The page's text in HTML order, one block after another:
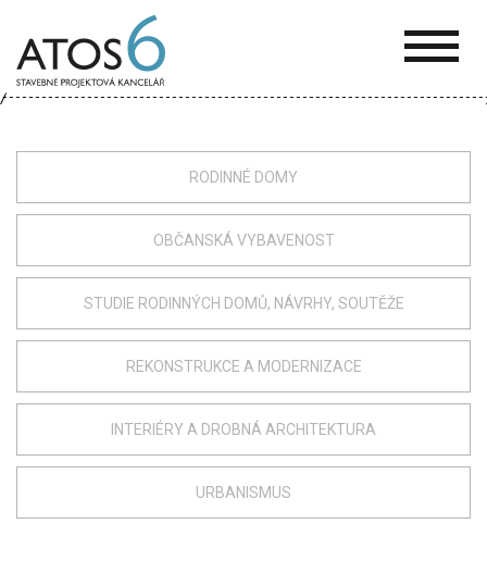
6
RODINNÉ DOMY
OBČANSKÁ VYBAVENOST
STUDIE RODINNÝCH DOMŮ, NÁVRHY, SOUTĚŽE
REKONSTRUKCE A MODERNIZACE
INTERIÉRY A DROBNÁ ARCHITEKTURA
URBANISMUS